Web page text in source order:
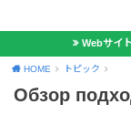
Webサイ
HOME トピック
Обзор